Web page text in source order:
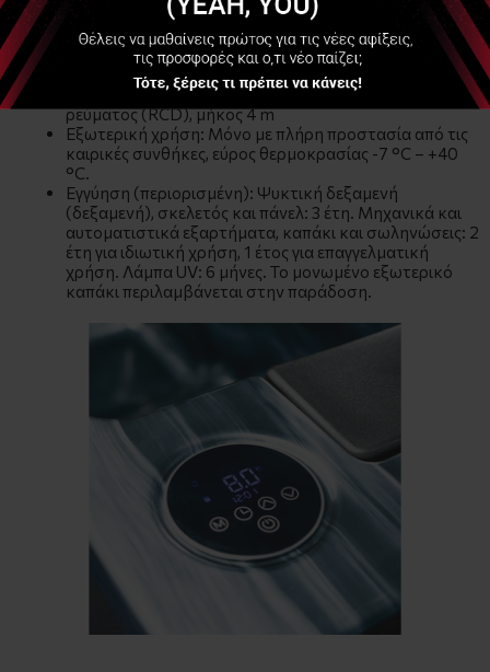
Οθόνη: Ψηφιακή οθόνη αφής με Wi-Fi
Υγιεινή: Φιλτράρισμα νερού και συνεχής καθαρισμός
Ηλεκτρική σύνδεση: 220-240V (μονοφασικό), 50Hz,
καλώδιο τροφοδοσίας με διακόπτη διαρροής
ρεύματος (RCD), μήκος 4 m
Εξωτερική χρήση: Μόνο με πλήρη προστασία από τις
καιρικές συνθήκες, εύρος θερμοκρασίας -7 °C – +40
°C.
Εγγύηση (περιορισμένη): Ψυκτική δεξαμενή
(δεξαμενή), σκελετός και πάνελ: 3 έτη. Μηχανικά και
αυτοματιστικά εξαρτήματα, καπάκι και σωληνώσεις: 2
έτη για ιδιωτική χρήση, 1 έτος για επαγγελματική
χρήση. Λάμπα UV: 6 μήνες. Το μονωμένο εξωτερικό
καπάκι περιλαμβάνεται στην παράδοση.